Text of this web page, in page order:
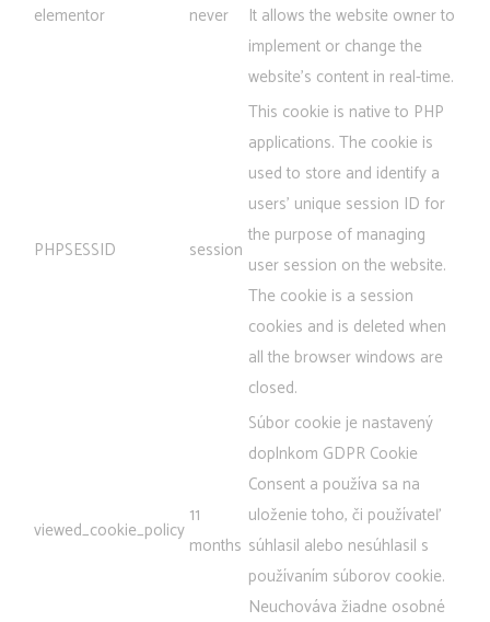
elementor never
It allows the website owner to
implement or change the
website's content in real-time.
PHPSESSID session
This cookie is native to PHP
applications. The cookie is
used to store and identify a
users' unique session ID for
the purpose of managing
user session on the website.
The cookie is a session
cookies and is deleted when
all the browser windows are
closed.
viewed_cookie_policy
11
months
Súbor cookie je nastavený
doplnkom GDPR Cookie
Consent a používa sa na
uloženie toho, či používateľ
súhlasil alebo nesúhlasil s
používaním súborov cookie.
Neuchováva žiadne osobné